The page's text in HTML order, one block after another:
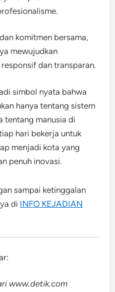
komitmen bersama,
mewujudkan
dan transparan.
simbol nyata bahwa
hanya tentang sistem
tentang manusia di
hari bekerja untuk
menjadi kota yang
penuh inovasi.
sampai ketinggalan
di INFO KEJADIAN
www.detik.com